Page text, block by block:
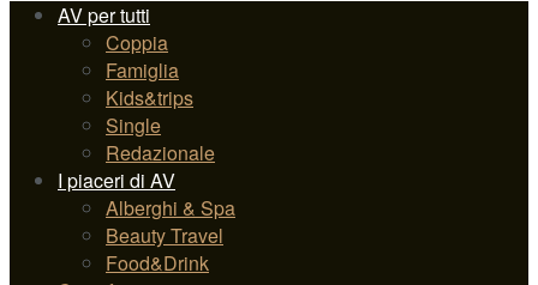
AV per tutti
Coppia
Famiglia
Kids&trips
Single
Redazionale
I piaceri di AV
Alberghi & Spa
Beauty Travel
Food&Drink